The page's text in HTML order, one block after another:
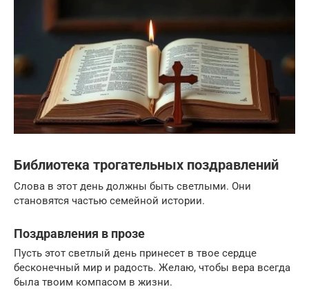
Библиотека трогательных поздравлений
Слова в этот день должны быть светлыми. Они
становятся частью семейной истории.
Поздравления в прозе
Пусть этот светлый день принесет в твое сердце
бесконечный мир и радость. Желаю, чтобы вера всегда
была твоим компасом в жизни.